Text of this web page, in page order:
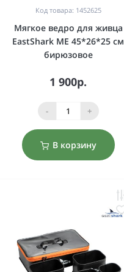
Код товара: 1452625
Мягкое ведро для живца
EastShark ME 45*26*25 см
бирюзовое
1 900р.
- +
В корзину